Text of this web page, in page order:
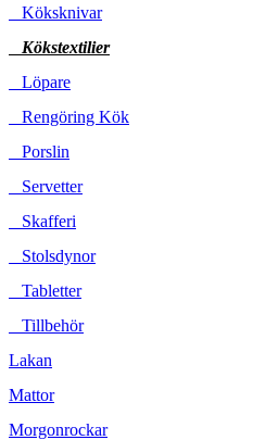
Köksknivar
Kökstextilier
Löpare
Rengöring Kök
Porslin
Servetter
Skafferi
Stolsdynor
Tabletter
Tillbehör
Lakan
Mattor
Morgonrockar